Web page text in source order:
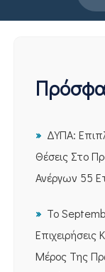
ΔΥΠΑ:
Θέσεις Στο
Ανέργων 55
Το
Μέρος Της